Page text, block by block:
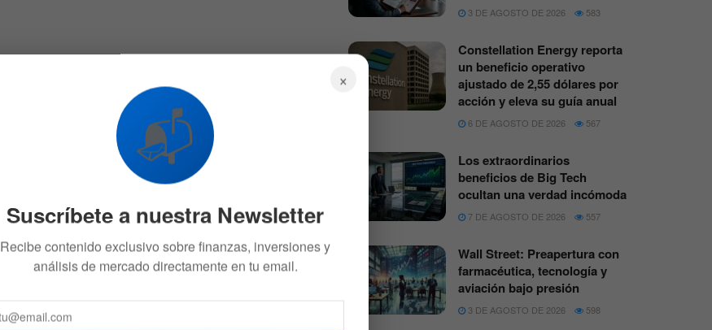
3 DE AGOSTO DE 2026 583
Constellation Energy reporta
un beneficio operativo
ajustado de 2,55 dólares por
acción y eleva su guía anual
6 DE AGOSTO DE 2026 567
Los extraordinarios
beneficios de Big Tech
ocultan una verdad incómoda
7 DE AGOSTO DE 2026 557
Wall Street: Preapertura con
farmacéutica, tecnología y
aviación bajo presión
3 DE AGOSTO DE 2026 598
×
📬
Suscríbete a nuestra Newsletter
Recibe contenido exclusivo sobre finanzas, inversiones y
análisis de mercado directamente en tu email.